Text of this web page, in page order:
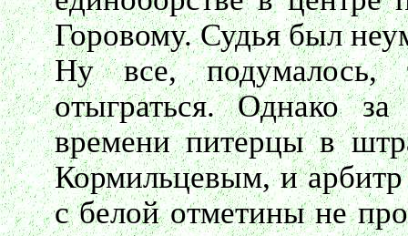
Горовому. Судья был
Ну все, подумалось,
отыграться. Однако
времени питерцы в
Кормильцевым, и арбитр
с белой отметины не